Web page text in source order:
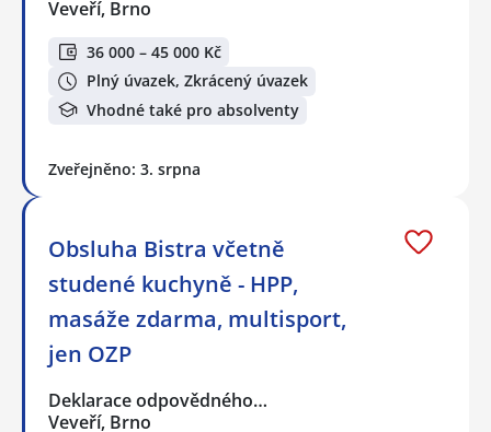
Veveří, Brno
36 000 – 45 000 Kč
Plný úvazek, Zkrácený úvazek
Vhodné také pro absolventy
Zveřejněno: 3. srpna
Obsluha Bistra včetně
studené kuchyně - HPP,
masáže zdarma, multisport,
jen OZP
Deklarace odpovědného…
Veveří, Brno